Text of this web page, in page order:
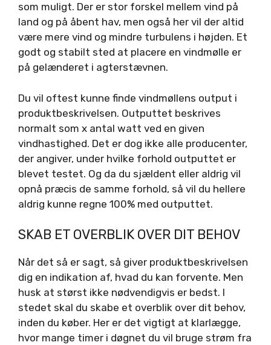
som muligt. Der er stor forskel mellem vind på
land og på åbent hav, men også her vil der altid
være mere vind og mindre turbulens i højden. Et
godt og stabilt sted at placere en vindmølle er
på gelænderet i agterstævnen.
Du vil oftest kunne finde vindmøllens output i
produktbeskrivelsen. Outputtet beskrives
normalt som x antal watt ved en given
vindhastighed. Det er dog ikke alle producenter,
der angiver, under hvilke forhold outputtet er
blevet testet. Og da du sjældent eller aldrig vil
opnå præcis de samme forhold, så vil du hellere
aldrig kunne regne 100% med outputtet.
SKAB ET OVERBLIK OVER DIT BEHOV
Når det så er sagt, så giver produktbeskrivelsen
dig en indikation af, hvad du kan forvente. Men
husk at størst ikke nødvendigvis er bedst. I
stedet skal du skabe et overblik over dit behov,
inden du køber. Her er det vigtigt at klarlægge,
hvor mange timer i døgnet du vil bruge strøm fra